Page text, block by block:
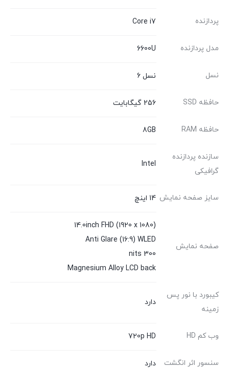
پردازنده Core i7
مدل پردازنده 6600U
نسل نسل 6
حافظه SSD 256 گیگابایت
حافظه RAM 8GB
سازنده پردازنده
گرافیکی
Intel
سایز صفحه نمایش 14 اینچ
صفحه نمایش
14.0inch FHD (1920 x 1080)
Anti Glare (16:9) WLED
300 nits
Magnesium Alloy LCD back
کیبورد با نور پس
زمینه
دارد
وب کم HD 720p HD
سنسور اثر انگشت دارد